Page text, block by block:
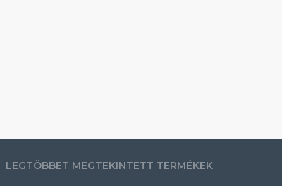
LEGTÖBBET MEGTEKINTETT TERMÉKEK